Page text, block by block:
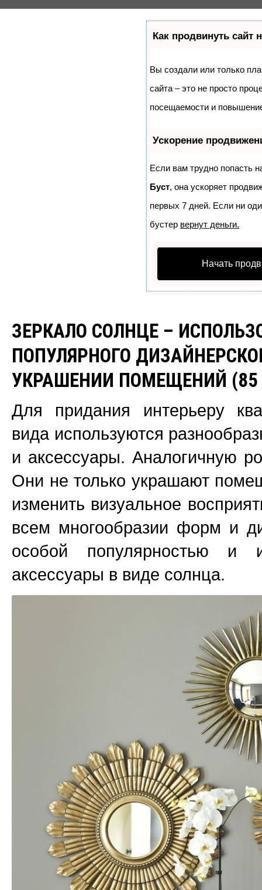
Как продвинуть сайт
Вы создали или только
сайта – это не просто
посещаемости и
Ускорение
Если вам трудно попасть
Буст, она ускоряет
первых 7 дней. Если ни
бустер вернут деньги.
Начать
ЗЕРКАЛО СОЛНЦЕ –
ПОПУЛЯРНОГО
УКРАШЕНИИ ПОМЕЩЕНИЙ
Для придания интерьеру
вида используются
и аксессуары. Аналогичную
Они не только украшают
изменить визуальное
всем многообразии форм и
особой популярностью и
аксессуары в виде солнца.